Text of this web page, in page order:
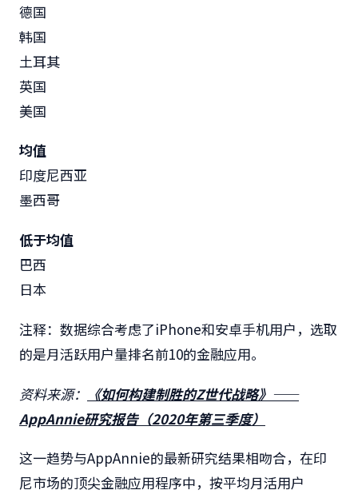
德国
韩国
土耳其
英国
美国
均值
印度尼西亚
墨西哥
低于均值
巴西
日本
注释：数据综合考虑了iPhone和安卓手机用户，选取
的是月活跃用户量排名前10的金融应用。
资料来源：
《如何构建制胜的Z世代战略》 ——
AppAnnie研究报告（2020年第三季度）
这一趋势与AppAnnie的最新研究结果相吻合，在印
尼市场的顶尖金融应用程序中，按平均月活用户